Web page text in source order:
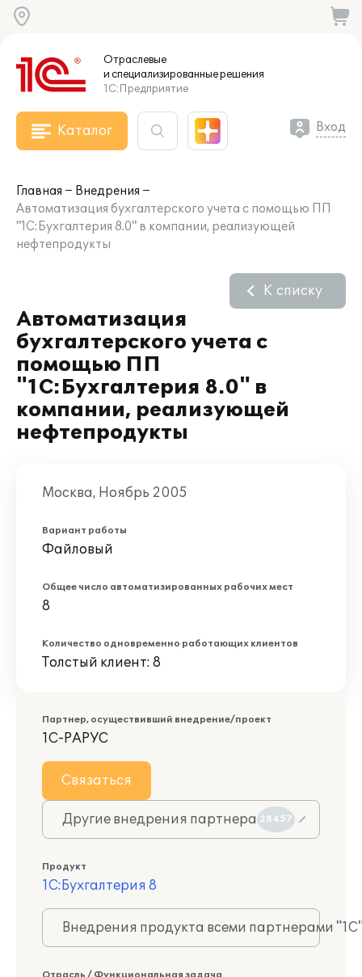
Отраслевые
и специализированныерешения
1С:Предприятие
Каталог Вход
Главная
Внедрения
Автоматизация бухгалтерского учета с помощью ПП
"1С:Бухгалтерия 8.0" в компании, реализующей
нефтепродукты
Автоматизация
бухгалтерского учета с
помощью ПП
"1С:Бухгалтерия 8.0" в
компании, реализующей
нефтепродукты
К списку
Москва, Ноябрь 2005
Вариант работы
Файловый
Общее число автоматизированных рабочих мест
8
Количество одновременно работающих клиентов
Толстый клиент: 8
Партнер, осуществивший внедрение/проект
1С-РАРУС
Связаться
Другие внедрения партнера 28457
Продукт
1С:Бухгалтерия 8
Внедрения продукта всеми партнерами